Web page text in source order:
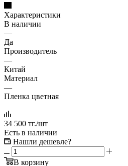
Характеристики
В наличии
—
Да
Производитель
—
Китай
Материал
—
Пленка цветная
34 500 тг./шт
Есть в наличии
Нашли дешевле?
В корзину